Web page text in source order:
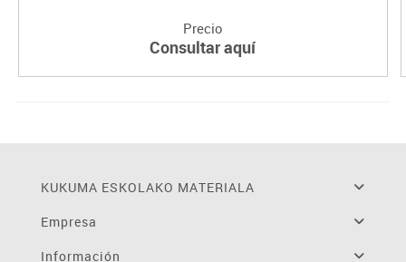
Precio
Consultar aquí
KUKUMA ESKOLAKO MATERIALA
Empresa
Información